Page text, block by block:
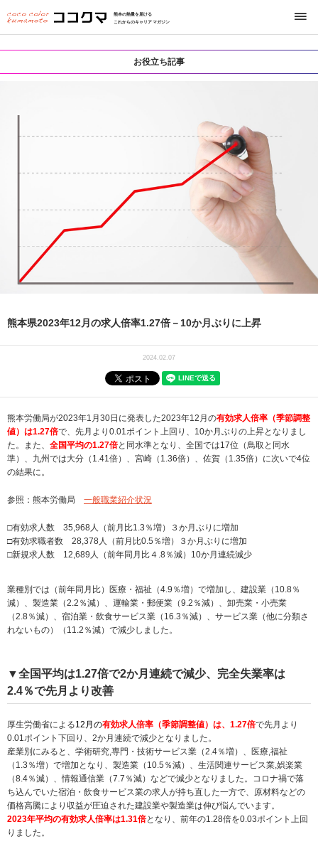
熊本の熱量を届ける
これからのキャリアマガジン
お役立ち記事
熊本県2023年12月の求人倍率1.27倍－10か月ぶりに上昇
2024.02.07
熊本労働局が2023年1月30日に発表した2023年12月の有効求人倍率（季節調整
値）は1.27倍で、先月より0.01ポイント上回り、10か月ぶりの上昇となりまし
た。また、 全国平均の1.27倍と同水準となり、全国では17位（鳥取と同水
準）、九州では大分（1.41倍）、宮崎（1.36倍）、佐賀（1.35倍）に次いで4位
の結果に。
参照：熊本労働局 一般職業紹介状況
□有効求人数 35,968人（前月比1.3％増）３か月ぶりに増加
□有効求職者数 28,378人（前月比0.5％増）３か月ぶりに増加
□新規求人数 12,689人（前年同月比４.8％減）10か月連続減少
業種別では（前年同月比）医療・福祉（4.9％増）で増加し、建設業（10.8％
減）、製造業（2.2％減）、運輸業・郵便業（9.2％減）、卸売業・小売業
（2.8％減）、宿泊業・飲食サービス業（16.3％減）、サービス業（他に分類さ
れないもの）（11.2％減）で減少しました。
▼全国平均は1.27倍で2か月連続で減少、完全失業率は
2.4％で先月より改善
厚生労働省による12月の有効求人倍率（季節調整値）は、1.27倍で先月より
0.01ポイント下回り、2か月連続で減少となりました。
産業別にみると、学術研究,専門・技術サービス業（2.4％増）、医療,福祉
（1.3％増）で増加となり、製造業（10.5％減）、生活関連サービス業,娯楽業
（8.4％減）、情報通信業（7.7％減）などで減少となりました。コロナ禍で落
ち込んでいた宿泊・飲食サービス業の求人が持ち直した一方で、原材料などの
価格高騰により収益が圧迫された建設業や製造業は伸び悩んでいます。
2023年平均の有効求人倍率は1.31倍となり、前年の1.28倍を0.03ポイント上回
りました。